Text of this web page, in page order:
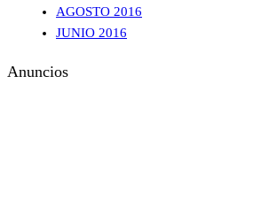
AGOSTO 2016
JUNIO 2016
Anuncios